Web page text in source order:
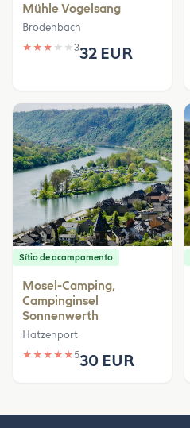
Mühle Vogelsang
Brodenbach
★ ★ ★ ★ ★ 332 EUR
Sítio de acampamento
Mosel-Camping,
Campinginsel
Sonnenwerth
Hatzenport
★ ★ ★ ★ ★530 EUR